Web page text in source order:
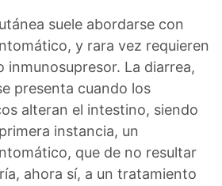
suele abordarse con
y rara vez requieren
inmunosupresor. La diarrea,
presenta cuando los
alteran el intestino, siendo
instancia, un
que de no resultar
ahora sí, a un tratamiento